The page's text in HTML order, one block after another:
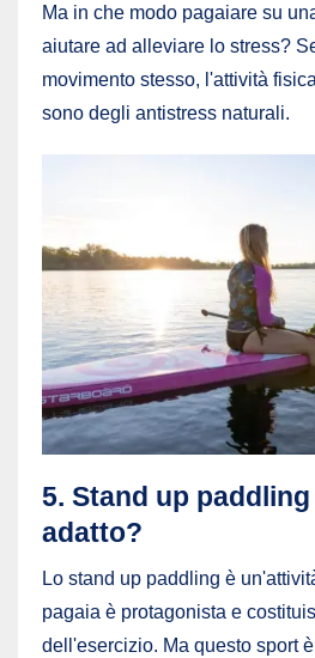
Ma in che modo pagaiare su
aiutare ad alleviare lo stress?
movimento stesso, l'attività
sono degli antistress naturali.
5. Stand up
adatto?
Lo stand up paddling è
pagaia è protagonista e
dell'esercizio. Ma questo sport